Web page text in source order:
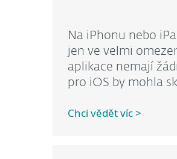
Na iPhonu nebo
jen ve velmi
aplikace nemají
pro iOS by mohla
Chci vědět víc >